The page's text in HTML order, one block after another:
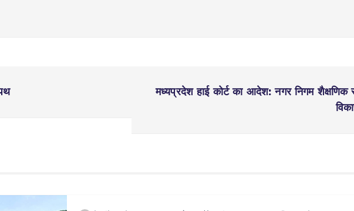
मध्यप्रदेश हाई कोर्ट का आदेश: नगर निगम शैक्षणिक